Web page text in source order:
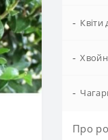
- Квіти
-
-
Про